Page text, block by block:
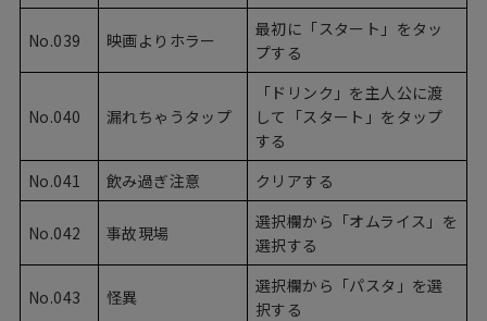
No.039 映画よりホラー
最初に「スタート」をタッ
プする
No.040 漏れちゃうタップ
「ドリンク」を主人公に渡
して「スタート」をタップ
する
No.041
飲み過ぎ注意 クリアする
No.042 事故現場
選択欄から「オムライス」を
選択する
No.043 怪異
選択欄から「パスタ」を選
択する